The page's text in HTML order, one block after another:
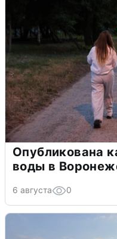
Опубликована
воды в
6 августа 0